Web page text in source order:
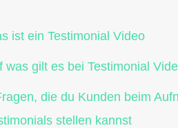
ist ein Testimonial Video
was gilt es bei Testimonial
die du Kunden beim
stellen kannst